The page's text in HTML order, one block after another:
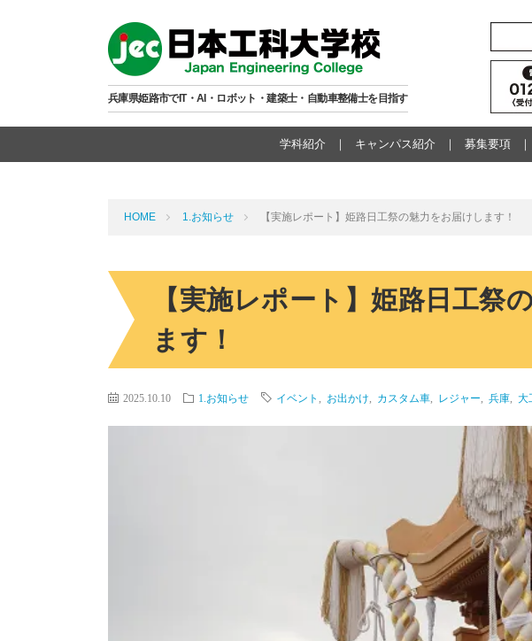
兵庫県姫路市でIT・AI・ロボット・建築士・自動車整備士を目指す
学科紹介 キャンパス紹介 募集要項
HOME 1.お知らせ 【実施レポート】姫路日工祭の魅力をお届けします！
【実施レポート】姫路日工祭
ます！
2025.10.10 1.お知らせ イベント お出かけ カスタム車 レジャー 兵庫 大